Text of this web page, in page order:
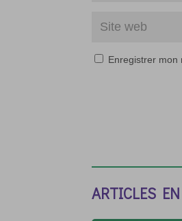
Enregistrer mon
ARTICLES